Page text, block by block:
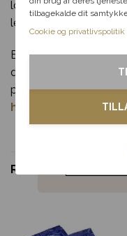
tilbagekalde dit
Cookie og privatlivspolitik
lokalt
leveringsservice.
Bestil din
dag, og lad dens
påskestemning og
her
RELATEREDE VARER